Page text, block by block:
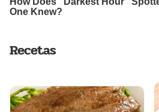
Recetas